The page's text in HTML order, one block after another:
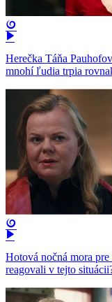
Herečka Táňa
mnohí ľudia trpia
Hotová nočná mora
reagovali v tejto